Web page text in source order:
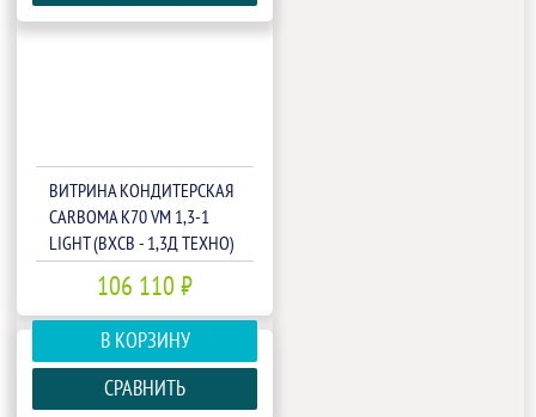
ВИТРИНА КОНДИТЕРСКАЯ
CARBOMA K70 VM 1,3-1
LIGHT (ВХСВ - 1,3Д ТЕХНО)
106 110 ₽
В КОРЗИНУ
СРАВНИТЬ